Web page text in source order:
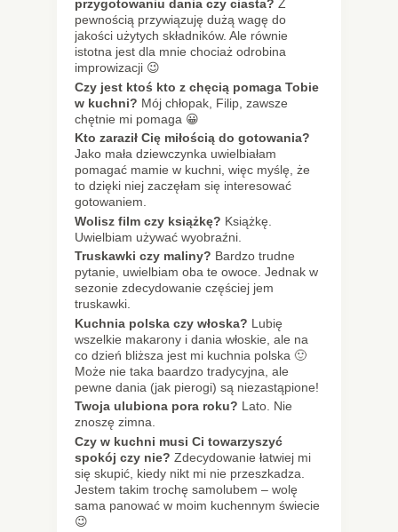
przygotowaniu dania czy ciasta? Z
pewnością przywiązuję dużą wagę do
jakości użytych składników. Ale równie
istotna jest dla mnie chociaż odrobina
improwizacji 😉
Czy jest ktoś kto z chęcią pomaga Tobie
w kuchni? Mój chłopak, Filip, zawsze
chętnie mi pomaga 😀
Kto zaraził Cię miłością do gotowania?
Jako mała dziewczynka uwielbiałam
pomagać mamie w kuchni, więc myślę, że
to dzięki niej zaczęłam się interesować
gotowaniem.
Wolisz film czy książkę? Książkę.
Uwielbiam używać wyobraźni.
Truskawki czy maliny? Bardzo trudne
pytanie, uwielbiam oba te owoce. Jednak w
sezonie zdecydowanie częściej jem
truskawki.
Kuchnia polska czy włoska? Lubię
wszelkie makarony i dania włoskie, ale na
co dzień bliższa jest mi kuchnia polska 🙂
Może nie taka baardzo tradycyjna, ale
pewne dania (jak pierogi) są niezastąpione!
Twoja ulubiona pora roku? Lato. Nie
znoszę zimna.
Czy w kuchni musi Ci towarzyszyć
spokój czy nie? Zdecydowanie łatwiej mi
się skupić, kiedy nikt mi nie przeszkadza.
Jestem takim trochę samolubem – wolę
sama panować w moim kuchennym świecie
😉